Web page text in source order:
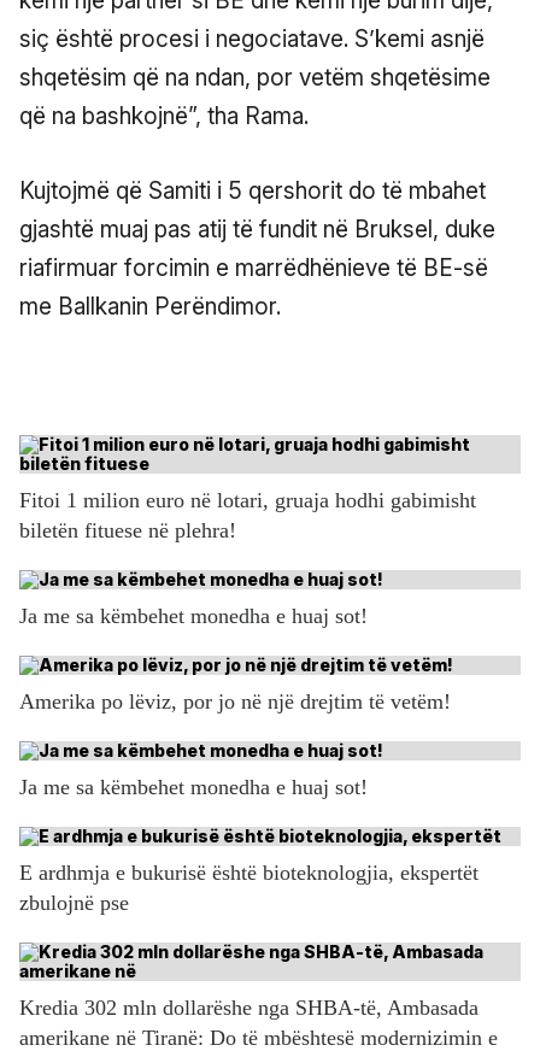
siç është procesi i negociatave. S’kemi asnjë
shqetësim që na ndan, por vetëm shqetësime
që na bashkojnë”, tha Rama.
Kujtojmë që Samiti i 5 qershorit do të mbahet
gjashtë muaj pas atij të fundit në Bruksel, duke
riafirmuar forcimin e marrëdhënieve të BE-së
me Ballkanin Perëndimor.
Fitoi 1 milion euro në lotari, gruaja hodhi gabimisht
biletën fituese në plehra!
Ja me sa këmbehet monedha e huaj sot!
Amerika po lëviz, por jo në një drejtim të vetëm!
Ja me sa këmbehet monedha e huaj sot!
E ardhmja e bukurisë është bioteknologjia, ekspertët
zbulojnë pse
Kredia 302 mln dollarëshe nga SHBA-të, Ambasada
amerikane në Tiranë: Do të mbështesë modernizimin e